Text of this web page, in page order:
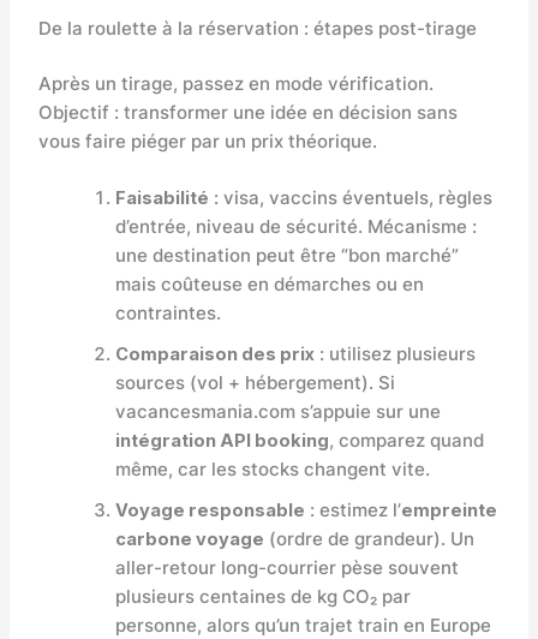
De la roulette à la réservation : étapes post-tirage
Après un tirage, passez en mode vérification.
Objectif : transformer une idée en décision sans
vous faire piéger par un prix théorique.
Faisabilité : visa, vaccins éventuels, règles
d’entrée, niveau de sécurité. Mécanisme :
une destination peut être “bon marché”
mais coûteuse en démarches ou en
contraintes.
Comparaison des prix: utilisez plusieurs
sources (vol + hébergement). Si
vacancesmania.com s’appuie sur une
intégration API booking, comparez quand
même, car les stocks changent vite.
Voyage responsable : estimez l’empreinte
carbone voyage (ordre de grandeur). Un
aller-retour long-courrier pèse souvent
plusieurs centaines de kg CO₂ par
personne, alors qu’un trajet train en Europe